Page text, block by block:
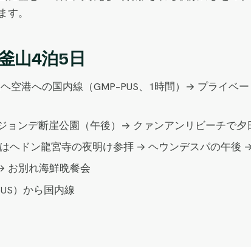
。
山4泊5日
空港への国内線（GMP–PUS、1時間）→ プライ
ョンデ断崖公園（午後）→ クァンアンリビーチで
ヘドン龍宮寺の夜明け参拝 → ヘウンデスパの午後
お別れ海鮮晩餐会
）から国内線